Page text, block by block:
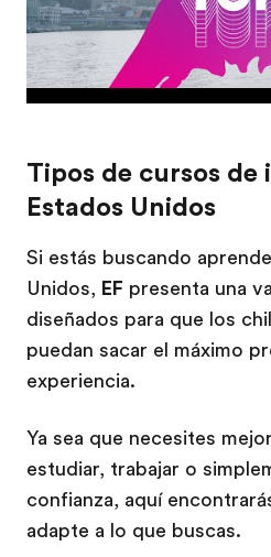
Tipos de cursos de
Estados Unidos
Si estás buscando
Unidos, EF presenta una
diseñados para que los
puedan sacar el máximo
experiencia.
Ya sea que necesites
estudiar, trabajar o
confianza, aquí
adapte a lo que buscas.